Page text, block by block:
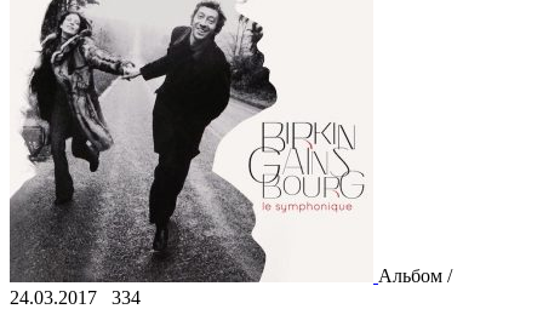
Альбом /
24.03.2017
334